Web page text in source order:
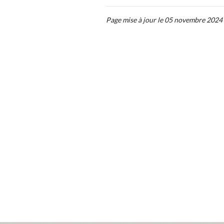
Page mise à jour le 05 novembre 2024